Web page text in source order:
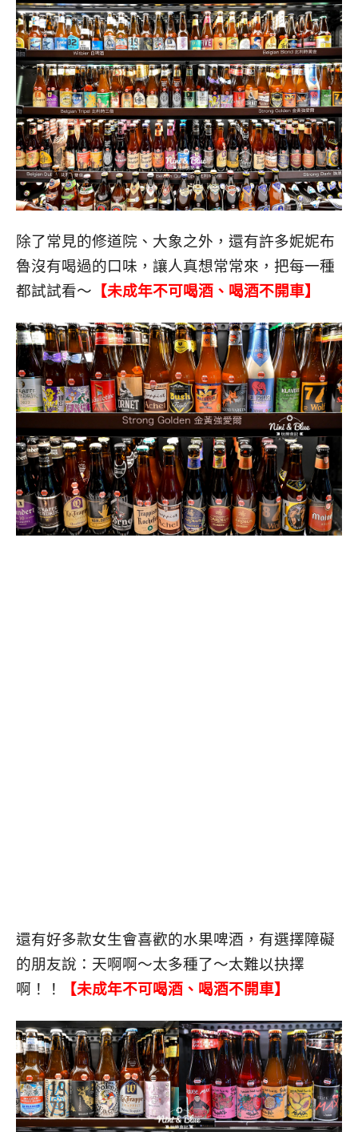
除了常見的修道院、大象之外，還有許多妮妮布
魯沒有喝過的口味，讓人真想常常來，把每一種
都試試看～ 【未成年不可喝酒、喝酒不開車】
還有好多款女生會喜歡的水果啤酒，有選擇障礙
的朋友說：天啊啊～太多種了～太難以抉擇
啊！！
【未成年不可喝酒、喝酒不開車】